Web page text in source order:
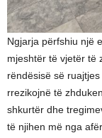
Ngjarja përfshiu një
mjeshtër të vjetër të
rëndësisë së
rrezikojnë të
shkurtër dhe
të njihen më nga